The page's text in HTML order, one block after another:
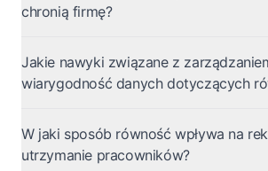
chronią firmę?
Jakie nawyki związane z
wiarygodność danych dotyczących
W jaki sposób równość wpływa na
utrzymanie pracowników?